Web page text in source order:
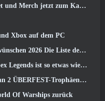
jetzt zum Kauf verfügbar
Xbox auf dem PC
am höchsten und wie wahrscheinlich ist, dass sie eintreten
etwas wie ein Geschwindigkeitsdämon
Trophäen-Design-Wettbewerb
Of Warships zurück